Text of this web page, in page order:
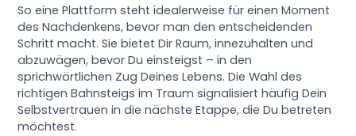
So eine Plattform steht idealerweise für einen Moment
des Nachdenkens, bevor man den entscheidenden
Schritt macht. Sie bietet Dir Raum, innezuhalten und
abzuwägen, bevor Du einsteigst – in den
sprichwörtlichen Zug Deines Lebens. Die Wahl des
richtigen Bahnsteigs im Traum signalisiert häufig Dein
Selbstvertrauen in die nächste Etappe, die Du betreten
möchtest.